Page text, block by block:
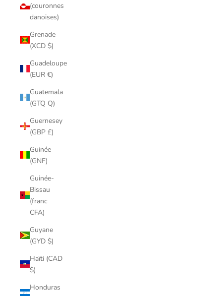
(couronnes
danoises)
Grenade
(XCD $)
Guadeloupe
(EUR €)
Guatemala
(GTQ Q)
Guernesey
(GBP £)
Guinée
(GNF)
Guinée-
Bissau
(franc
CFA)
Guyane
(GYD $)
Haïti (CAD
$)
Honduras